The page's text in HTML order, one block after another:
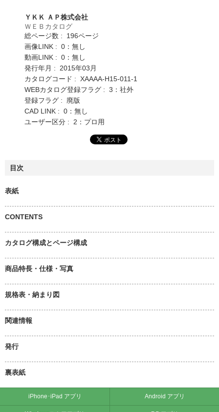
ＹＫＫ ＡＰ株式会社
ＷＥＢカタログ
総ページ数 : 196ページ
画像LINK : 0：無し
動画LINK : 0：無し
発行年月 : 2015年03月
カタログコード : XAAAA-H15-011-1
WEBカタログ登録フラグ : 3：社外
登録フラグ : 廃版
CAD LINK : 0：無し
ユーザー区分 : 2：プロ用
目次
表紙
CONTENTS
カタログ構成とページ構成
商品特長・仕様・写真
規格表・納まり図
関連情報
発行
裏表紙
iPhone･iPad アプリ Android アプリ